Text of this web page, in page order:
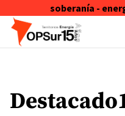
soberanía -
Skip to content